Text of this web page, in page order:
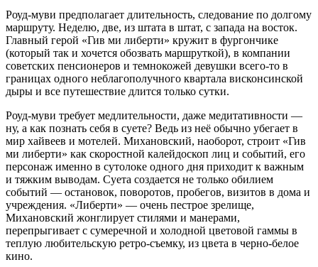
Роуд-муви предполагает длительность, следование по долгому
маршруту. Неделю, две, из штата в штат, с запада на восток.
Главный герой «Гив ми либерти» кружит в фургончике
(который так и хочется обозвать маршруткой), в компании
советских пенсионеров и темнокожей девушки всего-то в
границах одного неблагополучного квартала висконсинской
дыры и все путешествие длится только сутки.
Роуд-муви требует медлительности, даже медитативности —
ну, а как познать себя в суете? Ведь из неё обычно убегает в
мир хайвеев и мотелей. Михановский, наоборот, строит «Гив
ми либерти» как скоростной калейдоскоп лиц и событий, его
персонаж именно в сутолоке одного дня приходит к важным
и тяжким выводам. Суета создается не только обилием
событий — остановок, поворотов, пробегов, визитов в дома и
учреждения. «Либерти» — очень пестрое зрелище,
Михановский жонглирует стилями и манерами,
перепрыгивает с сумеречной и холодной цветовой гаммы в
теплую любительскую ретро-съемку, из цвета в черно-белое
кино.